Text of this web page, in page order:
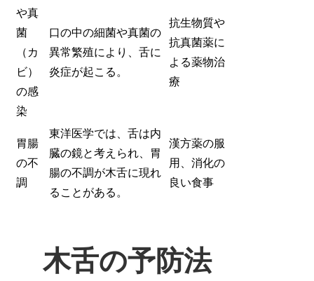
や真
菌
（カ
ビ）
の感
染
口の中の細菌や真菌の
異常繁殖により、舌に
炎症が起こる。
抗生物質や
抗真菌薬に
よる薬物治
療
胃腸
の不
調
東洋医学では、舌は内
臓の鏡と考えられ、胃
腸の不調が木舌に現れ
ることがある。
漢方薬の服
用、消化の
良い食事
木舌の予防法